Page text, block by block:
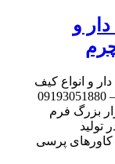
و
و انواع کیف
های چرم شماره تماس : 02155635360 – 09193051880
بزرگ فرم
تولید
کاورهای پرسی